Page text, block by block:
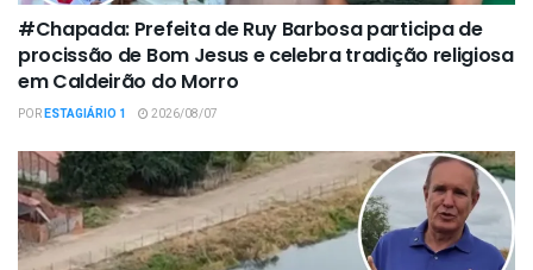
#Chapada: Prefeita de Ruy Barbosa participa de
procissão de Bom Jesus e celebra tradição religiosa
em Caldeirão do Morro
PORESTAGIÁRIO 1 2026/08/07